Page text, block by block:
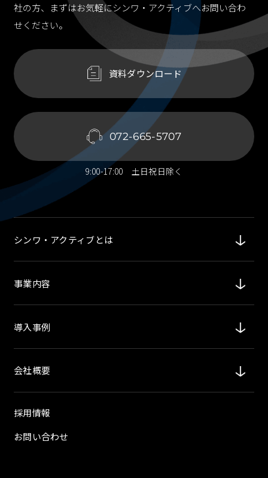
社の方、
まずはお気軽にシンワ・アクティブへお問い合わ
せください。
資料ダウンロード
072-665-5707
9:00-17:00 土日祝日除く
シンワ・アクティブとは
事業内容
導入事例
会社概要
採用情報
お問い合わせ